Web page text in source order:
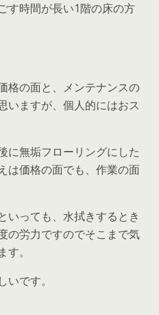
す時間が長い1階の床の方
格の面と、メンテナンスの
いますが、個人的にはおス
に無垢フローリングにした
は価格の面でも、作業の面
いっても、水拭きするとき
の労力ですのでそこまで気
。
です。